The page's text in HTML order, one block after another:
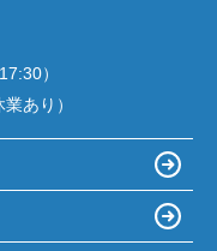
）
あり）